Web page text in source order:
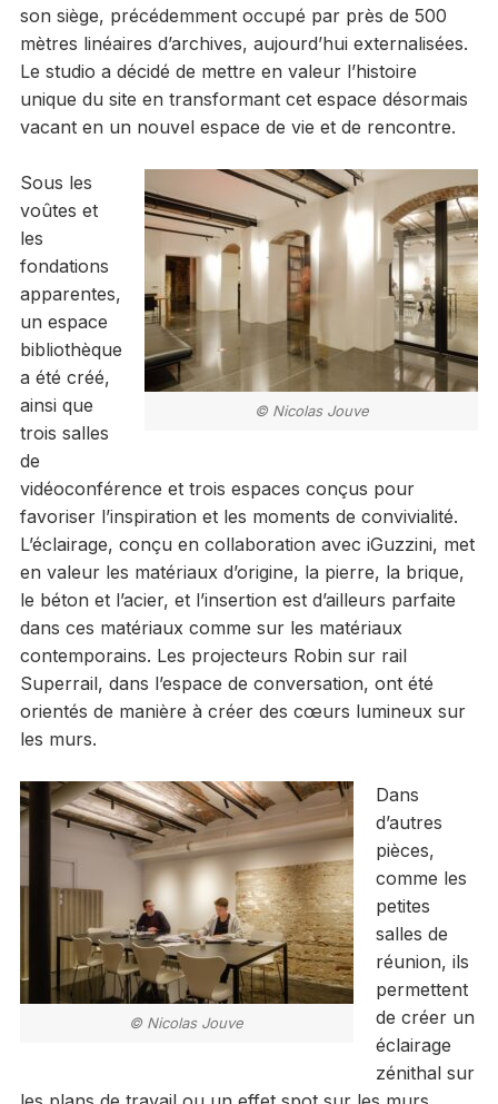
son siège, précédemment occupé par près de 500
mètres linéaires d’archives, aujourd’hui externalisées.
Le studio a décidé de mettre en valeur l’histoire
unique du site en transformant cet espace désormais
vacant en un nouvel espace de vie et de rencontre.
© Nicolas Jouve
Sous les
voûtes et
les
fondations
apparentes,
un espace
bibliothèque
a été créé,
ainsi que
trois salles
de
vidéoconférence et trois espaces conçus pour
favoriser l’inspiration et les moments de convivialité.
L’éclairage, conçu en collaboration avec iGuzzini, met
en valeur les matériaux d’origine, la pierre, la brique,
le béton et l’acier, et l’insertion est d’ailleurs parfaite
dans ces matériaux comme sur les matériaux
contemporains. Les projecteurs Robin sur rail
Superrail, dans l’espace de conversation, ont été
orientés de manière à créer des cœurs lumineux sur
les murs.
© Nicolas Jouve
Dans
d’autres
pièces,
comme les
petites
salles de
réunion, ils
permettent
de créer un
éclairage
zénithal sur